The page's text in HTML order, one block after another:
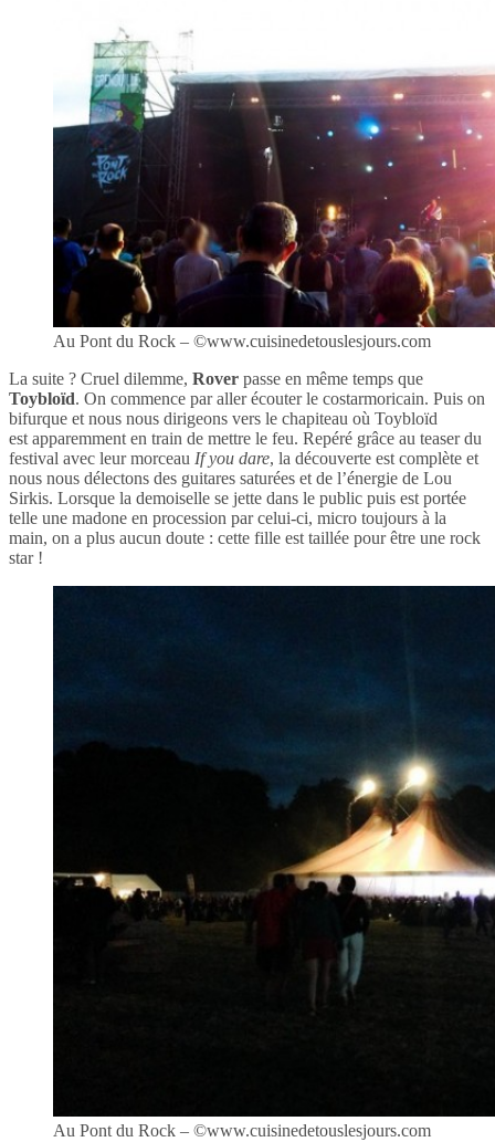
Au Pont du Rock – ©www.cuisinedetouslesjours.com
La suite ? Cruel dilemme, Rover passe en même temps que
Toybloïd. On commence par aller écouter le costarmoricain. Puis on
bifurque et nous nous dirigeons vers le chapiteau où Toybloïd
est apparemment en train de mettre le feu. Repéré grâce au teaser du
festival avec leur morceau If you dare, la découverte est complète et
nous nous délectons des guitares saturées et de l’énergie de Lou
Sirkis. Lorsque la demoiselle se jette dans le public puis est portée
telle une madone en procession par celui-ci, micro toujours à la
main, on a plus aucun doute : cette fille est taillée pour être une rock
star !
Au Pont du Rock – ©www.cuisinedetouslesjours.com